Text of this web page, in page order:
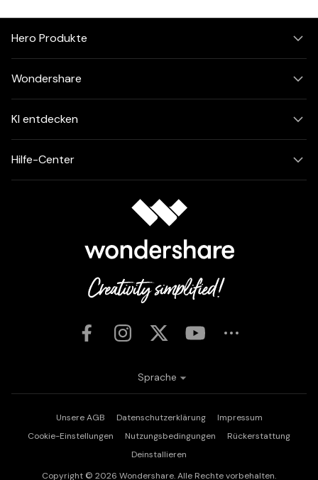
Hero Produkte
Wondershare
KI entdecken
Hilfe-Center
Unsere AGB Datenschutzerklärung
Impressum
Cookie-Einstellungen
Nutzungsbedingungen
Rückerstattung
Deinstallieren
Copyright © 2026 Wondershare. Alle Rechte vorbehalten.
Sprache